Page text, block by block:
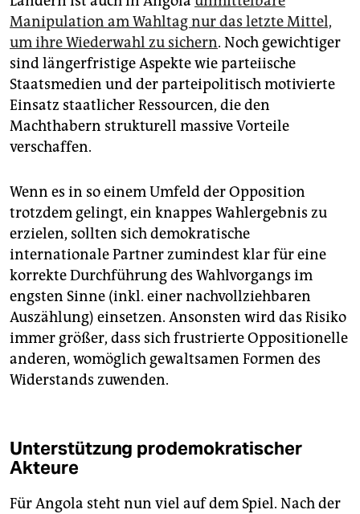
Manipulation am Wahltag nur das letzte Mittel,
um ihre Wiederwahl zu sichern. Noch gewichtiger
sind längerfristige Aspekte wie parteiische
Staatsmedien und der parteipolitisch motivierte
Einsatz staatlicher Ressourcen, die den
Machthabern strukturell massive Vorteile
verschaffen.
Wenn es in so einem Umfeld der Opposition
trotzdem gelingt, ein knappes Wahlergebnis zu
erzielen, sollten sich demokratische
internationale Partner zumindest klar für eine
korrekte Durchführung des Wahlvorgangs im
engsten Sinne (inkl. einer nachvollziehbaren
Auszählung) einsetzen. Ansonsten wird das Risiko
immer größer, dass sich frustrierte Oppositionelle
anderen, womöglich gewaltsamen Formen des
Widerstands zuwenden.
Unterstützung prodemokratischer
Akteure
Für Angola steht nun viel auf dem Spiel. Nach der